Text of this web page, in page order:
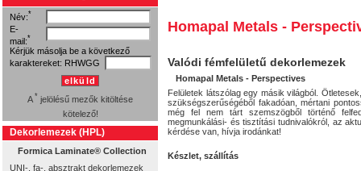
Név:*
E-
mail:*
Kérjük másolja be a következő
karaktereket: RHWGG
elküld
A * jelölésű mezők kitöltése
kötelező!
Dekorlemezek (HPL)
Formica Laminate® Collection
UNI-, fa-, absztrakt dekorlemezek
Homapal Metals -
Valódi fémfelületű dekorlemezek
Homapal Metals - Perspectives
Felületek látszólag egy másik világból.
szükségszerűségéből fakadóan, mértani
még fel nem tárt szemszögből történő
megmunkálási- és tisztítási tudnivalókról, az
kérdése van, hívja irodánkat!
Készlet, szállítás